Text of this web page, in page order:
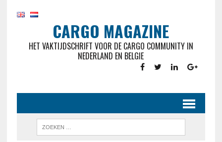
CARGO MAGAZINE
HET VAKTIJDSCHRIFT VOOR DE CARGO COMMUNITY IN
NEDERLAND EN BELGIE